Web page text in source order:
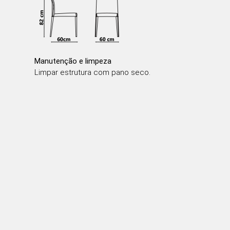
Manutenção e limpeza
Limpar estrutura com pano seco.